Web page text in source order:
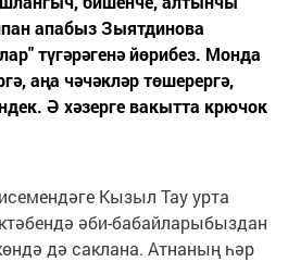
апабыз Зыятдинова
түгәрәгенә йөрибез. Монда
аңа чәчәкләр төшерергә,
Ә хәзерге вакытта крючок
Кызыл Тау урта
әби-бабайларыбыздан
дә саклана. Атнаның һәр